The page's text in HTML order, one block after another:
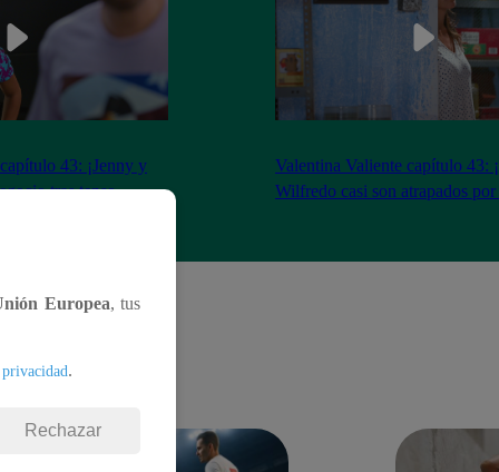
43: ¡Jenny y
tras tenso
Valentina Valiente capítulo 43:
Wilfredo casi son atrapados
Europea, tus
.
Rechazar